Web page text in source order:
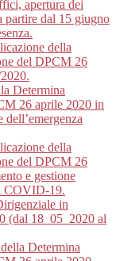
apertura dei
partire dal 15 giugno
della
del DPCM 26
Determina
26 aprile 2020 in
della
del DPCM 26
e gestione
COVID-19.
in
(dal 18_05_2020 al
Determina